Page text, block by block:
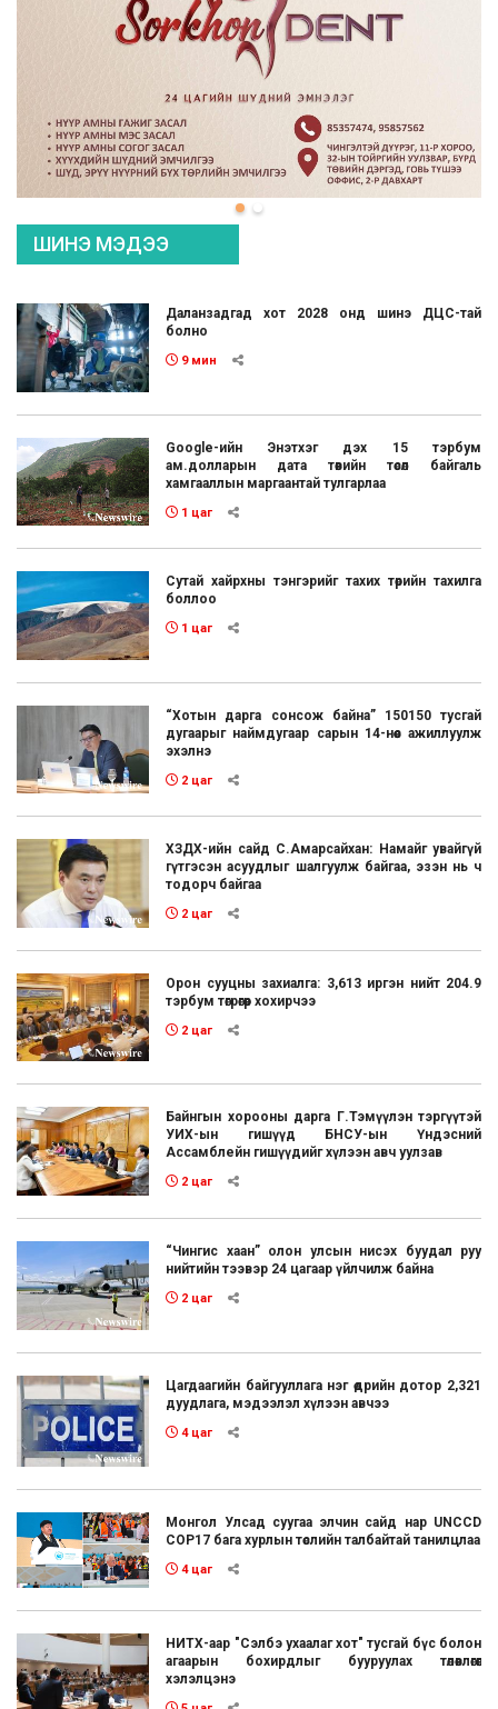
ШИНЭ МЭДЭЭ
Даланзадгад хот 2028 онд шинэ ДЦС-тай
болно
9 мин
Google-ийн Энэтхэг дэх 15 тэрбум
ам.долларын дата төвийн төсөл байгаль
хамгааллын маргаантай тулгарлаа
1 цаг
Сутай хайрхны тэнгэрийг тахих төрийн тахилга
боллоо
1 цаг
“Хотын дарга сонсож байна” 150150 тусгай
дугаарыг наймдугаар сарын 14-нөөс ажиллуулж
эхэлнэ
2 цаг
ХЗДХ-ийн сайд С.Амарсайхан: Намайг увайгүй
гүтгэсэн асуудлыг шалгуулж байгаа, эзэн нь ч
тодорч байгаа
2 цаг
Орон сууцны захиалга: 3,613 иргэн нийт 204.9
тэрбум төгрөгөөр хохирчээ
2 цаг
Байнгын хорооны дарга Г.Тэмүүлэн тэргүүтэй
УИХ-ын гишүүд БНСУ-ын Үндэсний
Ассамблейн гишүүдийг хүлээн авч уулзав
2 цаг
“Чингис хаан” олон улсын нисэх буудал руу
нийтийн тээвэр 24 цагаар үйлчилж байна
2 цаг
Цагдаагийн байгууллага нэг өдрийн дотор 2,321
дуудлага, мэдээлэл хүлээн авчээ
4 цаг
Монгол Улсад суугаа элчин сайд нар UNCCD
COP17 бага хурлын төслийн талбайтай танилцлаа
4 цаг
НИТХ-аар "Сэлбэ ухаалаг хот" тусгай бүс болон
агаарын бохирдлыг бууруулах төлөвлөгөөг
хэлэлцэнэ